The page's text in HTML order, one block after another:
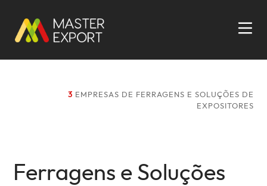
3 EMPRESAS DE FERRAGENS E SOLUÇÕES DE
EXPOSITORES
Ferragens e Soluções